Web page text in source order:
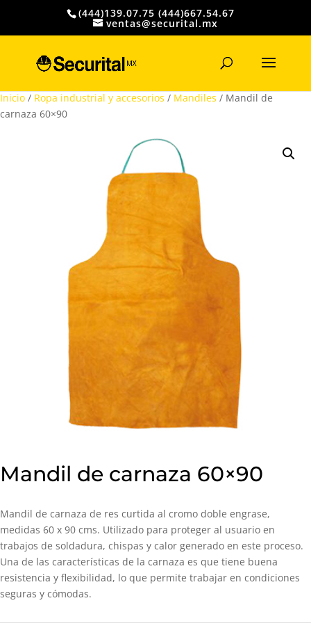
(444)139.07.75 (444)667.54.67
ventas@securital.mx
productos
Inicio / Ropa industrial y accesorios / Mandiles / Mandil de
carnaza 60×90
Mandil de carnaza 60×90
Mandil de carnaza de res curtida al cromo doble engrase,
medidas 60 x 90 cms. Utilizado para proteger al usuario en
trabajos de soldadura, chispas y calor generado en este proceso.
Una de las características de la carnaza es que tiene buena
resistencia y flexibilidad, lo que permite trabajar en condiciones
seguras y cómodas.